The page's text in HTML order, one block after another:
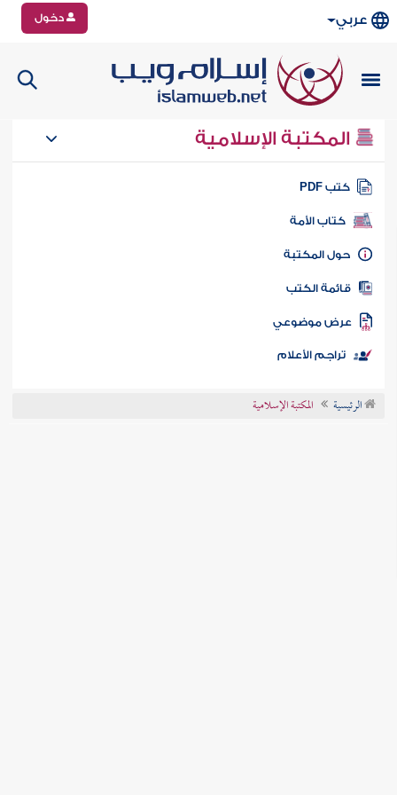
عربي دخول
المكتبة الإسلامية
كتب PDF
كتاب الأمة
المكتبة
الكتب
موضوعي
تراجم الأعلام
الرئيسية المكتبة الإسلامية